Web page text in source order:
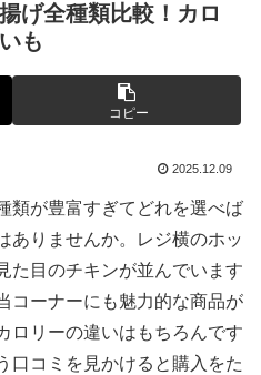
げ全種類比較！カロ
も
コピー
2025.12.09
類が豊富すぎてどれを選べば
ありませんか。レジ横のホッ
た目のチキンが並んでいます
コーナーにも魅力的な商品が
ロリーの違いはもちろんです
口コミを見かけると購入をた